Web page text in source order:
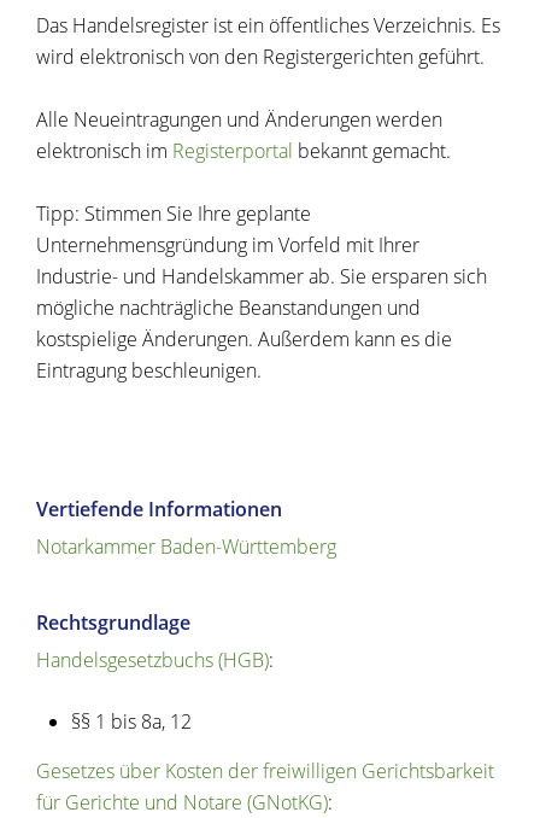
Das Handelsregister ist ein öffentliches Verzeichnis. Es
wird elektronisch von den Registergerichten geführt.
Alle Neueintragungen und Änderungen werden
elektronisch im Registerportal bekannt gemacht.
Tipp: Stimmen Sie Ihre geplante
Unternehmensgründung im Vorfeld mit Ihrer
Industrie- und Handelskammer ab. Sie ersparen sich
mögliche nachträgliche Beanstandungen und
kostspielige Änderungen. Außerdem kann es die
Eintragung beschleunigen.
Vertiefende Informationen
Notarkammer Baden-Württemberg
Rechtsgrundlage
Handelsgesetzbuchs (HGB):
§§ 1 bis 8a, 12
Gesetzes über Kosten der freiwilligen Gerichtsbarkeit
für Gerichte und Notare (GNotKG):